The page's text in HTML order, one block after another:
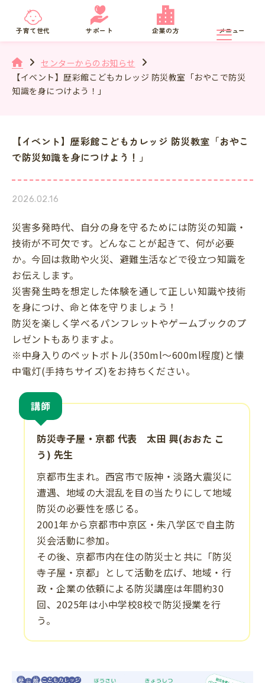
京都府
子育て世代 サポート 企業の方 メニュー
センターからのお知らせ
【イベント】歴彩館こどもカレッジ 防災教室「おやこで防災
知識を身につけよう！」
【イベント】歴彩館こどもカレッジ 防災教室「おやこ
で防災知識を身につけよう！」
2026.02.16
災害多発時代、自分の身を守るためには防災の知識・
技術が不可欠です。どんなことが起きて、何が必要
か。今回は救助や火災、避難生活などで役立つ知識を
お伝えします。
災害発生時を想定した体験を通して正しい知識や技術
を身につけ、命と体を守りましょう！
防災を楽しく学べるパンフレットやゲームブックのプ
レゼントもありますよ。
※中身入りのペットボトル(350ml～600ml程度)と懐
中電灯(手持ちサイズ)をお持ちください。
講師
防災寺子屋・京都 代表 太田 興(おおた こ
う) 先生
京都市生まれ。西宮市で阪神・淡路大震災に
遭遇、地域の大混乱を目の当たりにして地域
防災の必要性を感じる。
2001年から京都市中京区・朱八学区で自主防
災会活動に参加。
その後、京都市内在住の防災士と共に「防災
寺子屋・京都」として活動を広げ、地域・行
政・企業の依頼による防災講座は年間約30
回、2025年は小中学校8校で防災授業を行
う。